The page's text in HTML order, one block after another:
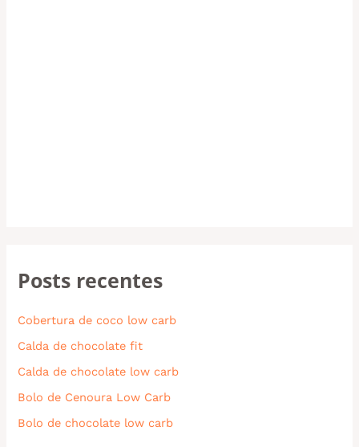
Posts recentes
Cobertura de coco low carb
Calda de chocolate fit
Calda de chocolate low carb
Bolo de Cenoura Low Carb
Bolo de chocolate low carb